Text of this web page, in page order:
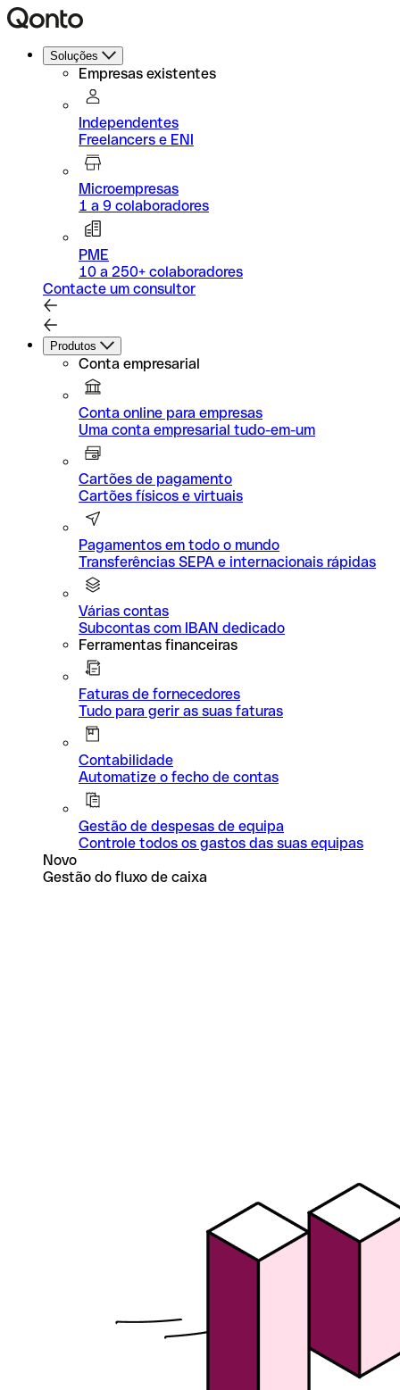
Soluções
Empresas existentes
Independentes
Freelancers e ENI
Microempresas
1 a 9 colaboradores
PME
10 a 250+ colaboradores
Contacte um consultor
Produtos
Conta empresarial
Conta online para empresas
Uma conta empresarial tudo-em-um
Cartões de pagamento
Cartões físicos e virtuais
Pagamentos em todo o mundo
Transferências SEPA e internacionais rápidas
Várias contas
Subcontas com IBAN dedicado
Ferramentas financeiras
Faturas de fornecedores
Tudo para gerir as suas faturas
Contabilidade
Automatize o fecho de contas
Gestão de despesas de equipa
Controle todos os gastos das suas equipas
Novo
Gestão do fluxo de caixa